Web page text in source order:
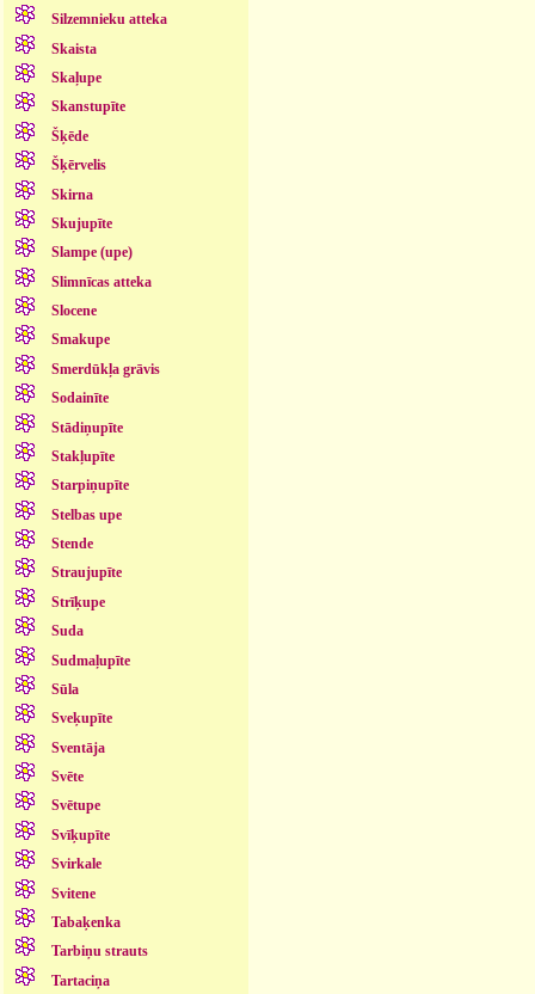
Silzemnieku atteka
Skaista
Skaļupe
Skanstupīte
Šķēde
Šķērvelis
Skirna
Skujupīte
Slampe (upe)
Slimnīcas atteka
Slocene
Smakupe
Smerdūkļa grāvis
Sodainīte
Stādiņupīte
Stakļupīte
Starpiņupīte
Stelbas upe
Stende
Straujupīte
Strīķupe
Suda
Sudmaļupīte
Sūla
Sveķupīte
Sventāja
Svēte
Svētupe
Svīķupīte
Svirkale
Svitene
Tabaķenka
Tarbiņu strauts
Tartaciņa